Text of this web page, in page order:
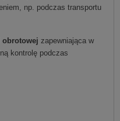
np. podczas transportu
obrotowej zapewniająca w
kontrolę podczas